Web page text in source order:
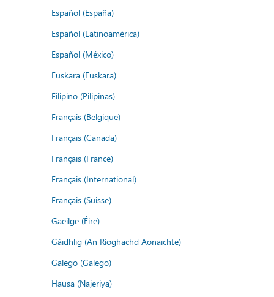
Español (España)
Español (Latinoamérica)
Español (México)
Euskara (Euskara)
Filipino (Pilipinas)
Français (Belgique)
Français (Canada)
Français (France)
Français (International)
Français (Suisse)
Gaeilge (Éire)
Gàidhlig (An Rìoghachd Aonaichte)
Galego (Galego)
Hausa (Najeriya)